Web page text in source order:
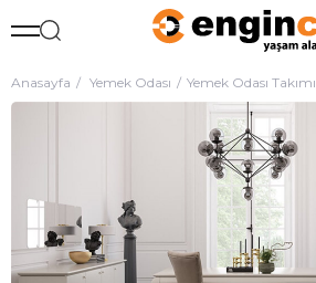
Anasayfa Yemek Odası Yemek Odası Takımı